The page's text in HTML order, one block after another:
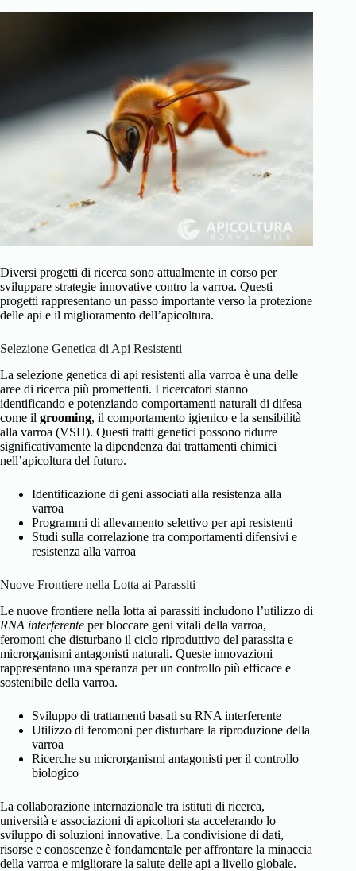
Diversi progetti di ricerca sono attualmente in corso per
sviluppare strategie innovative contro la varroa. Questi
progetti rappresentano un passo importante verso la protezione
delle api e il miglioramento dell’apicoltura.
Selezione Genetica di Api Resistenti
La selezione genetica di api resistenti alla varroa è una delle
aree di ricerca più promettenti. I ricercatori stanno
identificando e potenziando comportamenti naturali di difesa
come il grooming, il comportamento igienico e la sensibilità
alla varroa (VSH). Questi tratti genetici possono ridurre
significativamente la dipendenza dai trattamenti chimici
nell’apicoltura del futuro.
Identificazione di geni associati alla resistenza alla
varroa
Programmi di allevamento selettivo per api resistenti
Studi sulla correlazione tra comportamenti difensivi e
resistenza alla varroa
Nuove Frontiere nella Lotta ai Parassiti
Le nuove frontiere nella lotta ai parassiti includono l’utilizzo di
RNA interferente per bloccare geni vitali della varroa,
feromoni che disturbano il ciclo riproduttivo del parassita e
microrganismi antagonisti naturali. Queste innovazioni
rappresentano una speranza per un controllo più efficace e
sostenibile della varroa.
Sviluppo di trattamenti basati su RNA interferente
Utilizzo di feromoni per disturbare la riproduzione della
varroa
Ricerche su microrganismi antagonisti per il controllo
biologico
La collaborazione internazionale tra istituti di ricerca,
università e associazioni di apicoltori sta accelerando lo
sviluppo di soluzioni innovative. La condivisione di dati,
risorse e conoscenze è fondamentale per affrontare la minaccia
della varroa e migliorare la salute delle api a livello globale.